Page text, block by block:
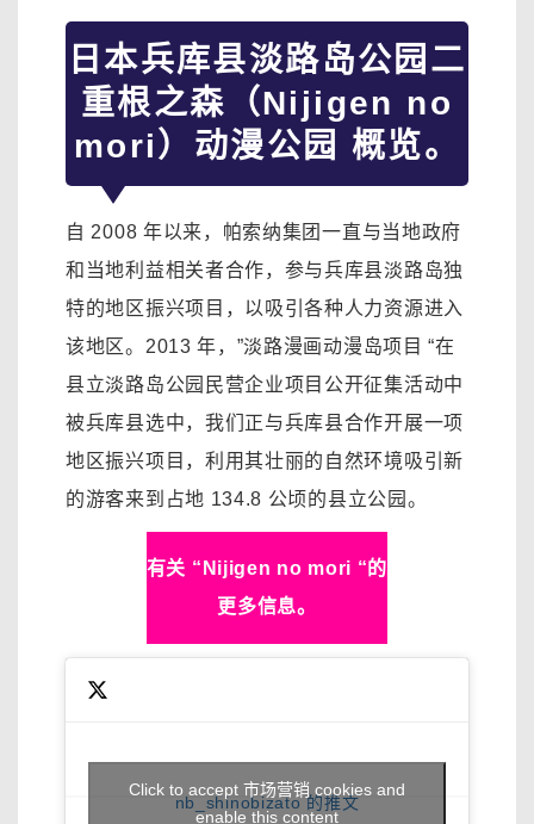
日本兵库县淡路岛公园二
重根之森（Nijigen no
mori）动漫公园 概览。
自 2008 年以来，帕索纳集团一直与当地政府
和当地利益相关者合作，参与兵库县淡路岛独
特的地区振兴项目，以吸引各种人力资源进入
该地区。2013 年，”淡路漫画动漫岛项目 “在
县立淡路岛公园民营企业项目公开征集活动中
被兵库县选中，我们正与兵库县合作开展一项
地区振兴项目，利用其壮丽的自然环境吸引新
的游客来到占地 134.8 公顷的县立公园。
有关 “Nijigen no mori “的
更多信息。
nb_shinobizato 的推文
Click to accept 市场营销 cookies and
enable this content